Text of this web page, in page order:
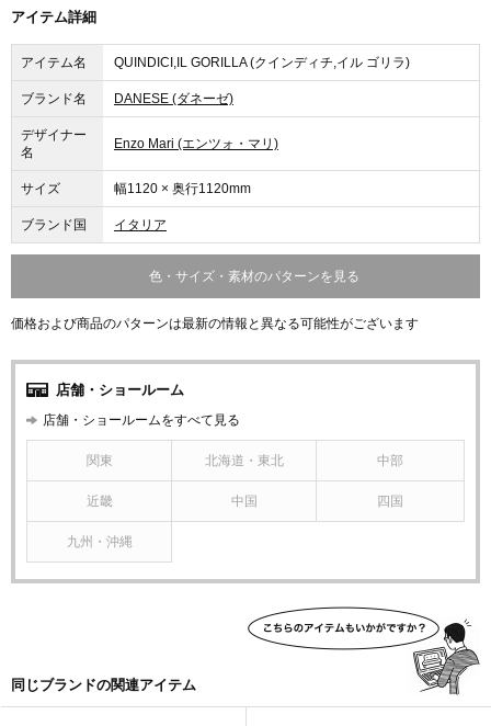
アイテム詳細
アイテム名 QUINDICI,IL GORILLA (クインディチ,イル ゴリラ)
ブランド名 DANESE (ダネーゼ)
デザイナー
名
Enzo Mari (エンツォ・マリ)
サイズ 幅1120 × 奥行1120mm
ブランド国 イタリア
色・サイズ・素材のパターンを見る
価格および商品のパターンは最新の情報と異なる可能性がございます
店舗・ショールーム
店舗・ショールームをすべて見る
関東 北海道・東北 中部
近畿 中国 四国
九州・沖縄
同じブランドの関連アイテム